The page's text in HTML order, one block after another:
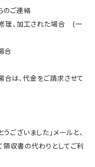
のご連絡
修理、加工された場合 (一
合
は、代金をご請求させて
ございました」メールと、
収書の代わりとしてご利